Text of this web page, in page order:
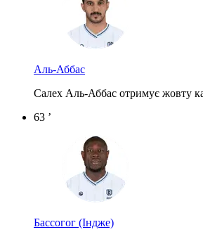
Аль-Аббас
Салех Аль-Аббас отримує жовту
63 ’
Бассогог (Індже)